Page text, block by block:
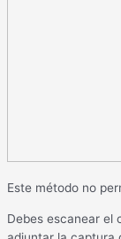
Este método no
Debes escanear el